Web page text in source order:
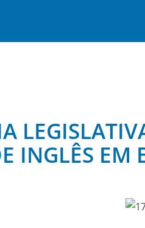
INGLÊS EM